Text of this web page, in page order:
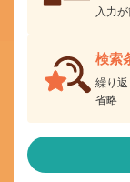
入力
検索
繰り
省略